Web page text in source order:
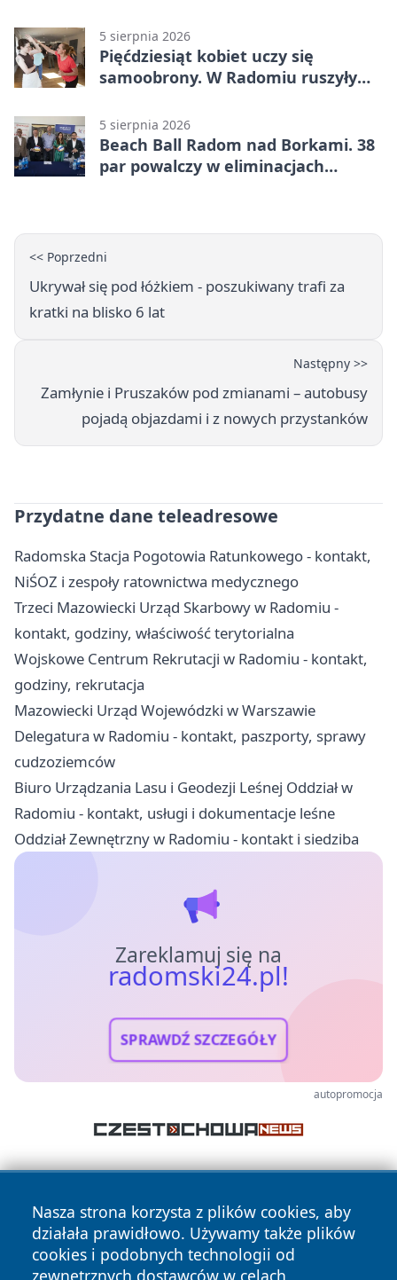
5 sierpnia 2026
Pięćdziesiąt kobiet uczy się
samoobrony. W Radomiu ruszyły
5 sierpnia 2026
Beach Ball Radom nad Borkami. 38
par powalczy w eliminacjach
<< Poprzedni
Ukrywał się pod łóżkiem - poszukiwany trafi za
kratki na blisko 6 lat
Następny >>
Zamłynie i Pruszaków pod zmianami – autobusy
pojadą objazdami i z nowych przystanków
Przydatne dane teleadresowe
Radomska Stacja Pogotowia Ratunkowego - kontakt,
NiŚOZ i zespoły ratownictwa medycznego
Trzeci Mazowiecki Urząd Skarbowy w Radomiu -
kontakt, godziny, właściwość terytorialna
Wojskowe Centrum Rekrutacji w Radomiu - kontakt,
godziny, rekrutacja
Mazowiecki Urząd Wojewódzki w Warszawie
Delegatura w Radomiu - kontakt, paszporty, sprawy
cudzoziemców
Biuro Urządzania Lasu i Geodezji Leśnej Oddział w
Radomiu - kontakt, usługi i dokumentacje leśne
Oddział Zewnętrzny w Radomiu - kontakt i siedziba
Zareklamuj się na
radomski24.pl!
SPRAWDŹ SZCZEGÓŁY
autopromocja
Nasza strona korzysta z plików cookies, aby
działała prawidłowo. Używamy także plików
cookies i podobnych technologii od
zewnętrznych dostawców w celach